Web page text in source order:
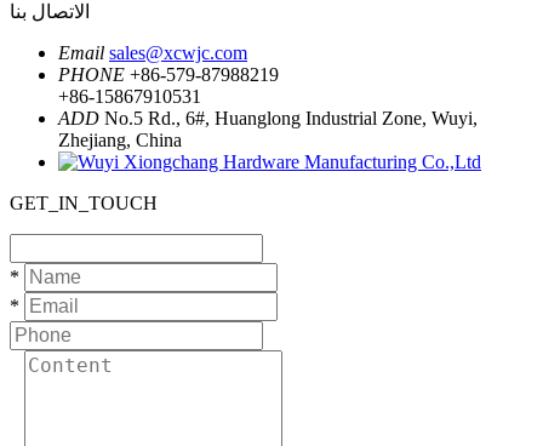
الاتصال بنا
Email sales@xcwjc.com
PHONE +86-579-87988219
+86-15867910531
ADD No.5 Rd., 6#, Huanglong Industrial Zone, Wuyi,
Zhejiang, China
GET_IN_TOUCH
*
*